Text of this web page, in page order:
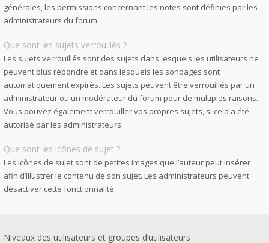
générales, les permissions concernant les notes sont définies par les
administrateurs du forum.
Que sont les sujets verrouillés ?
Les sujets verrouillés sont des sujets dans lesquels les utilisateurs ne
peuvent plus répondre et dans lesquels les sondages sont
automatiquement expirés. Les sujets peuvent être verrouillés par un
administrateur ou un modérateur du forum pour de multiples raisons.
Vous pouvez également verrouiller vos propres sujets, si cela a été
autorisé par les administrateurs.
Que sont les icônes de sujet ?
Les icônes de sujet sont de petites images que l’auteur peut insérer
afin d’illustrer le contenu de son sujet. Les administrateurs peuvent
désactiver cette fonctionnalité.
Niveaux des utilisateurs et groupes d’utilisateurs